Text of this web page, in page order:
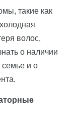
такие как
волос,
о наличии
и о